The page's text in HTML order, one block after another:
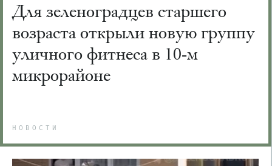
Для зеленоградцев старшего
возраста открыли новую группу
уличного фитнеса в 10-м
микрорайоне
НОВОСТИ